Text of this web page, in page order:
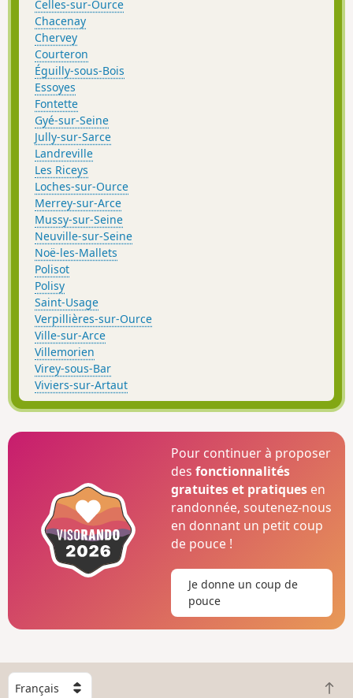
Celles-sur-Ource
Chacenay
Chervey
Courteron
Éguilly-sous-Bois
Essoyes
Fontette
Gyé-sur-Seine
Jully-sur-Sarce
Landreville
Les Riceys
Loches-sur-Ource
Merrey-sur-Arce
Mussy-sur-Seine
Neuville-sur-Seine
Noë-les-Mallets
Polisot
Polisy
Saint-Usage
Verpillières-sur-Ource
Ville-sur-Arce
Villemorien
Virey-sous-Bar
Viviers-sur-Artaut
Pour continuer à proposer
desfonctionnalités
gratuites et pratiques en
randonnée, soutenez-nous
en donnant un petit coup
de pouce !
Je donne un coup de
pouce
C